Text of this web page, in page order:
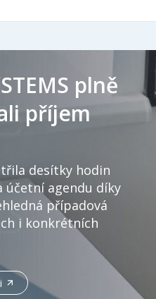
plně
příjem
desítky hodin
účetní agendu díky
případová
i konkrétních